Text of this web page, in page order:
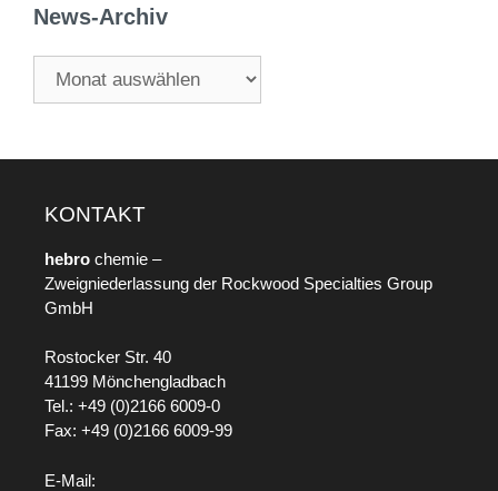
News-Archiv
KONTAKT
hebro chemie –
Zweigniederlassung der Rockwood Specialties Group
GmbH
Rostocker Str. 40
41199 Mönchengladbach
Tel.: +49 (0)2166 6009-0
Fax: +49 (0)2166 6009-99
E-Mail: